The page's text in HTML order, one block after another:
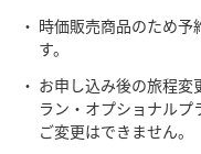
時価販売商品のため予
す。
お申し込み後の旅程
ラン・オプショナル
ご変更はできません。